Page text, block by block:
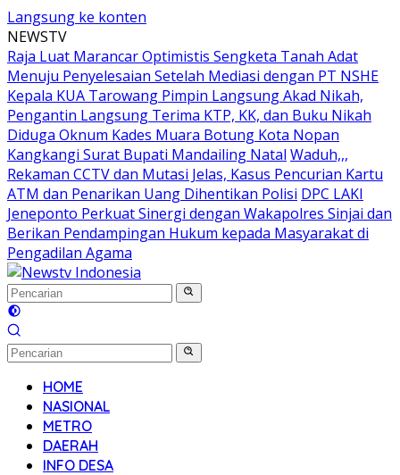
Langsung ke konten
NEWSTV
Raja Luat Marancar Optimistis Sengketa Tanah Adat
Menuju Penyelesaian Setelah Mediasi dengan PT NSHE
Kepala KUA Tarowang Pimpin Langsung Akad Nikah,
Pengantin Langsung Terima KTP, KK, dan Buku Nikah
Diduga Oknum Kades Muara Botung Kota Nopan
Kangkangi Surat Bupati Mandailing Natal Waduh,,,
Rekaman CCTV dan Mutasi Jelas, Kasus Pencurian Kartu
ATM dan Penarikan Uang Dihentikan Polisi DPC LAKI
Jeneponto Perkuat Sinergi dengan Wakapolres Sinjai dan
Berikan Pendampingan Hukum kepada Masyarakat di
Pengadilan Agama
HOME
NASIONAL
METRO
DAERAH
INFO DESA